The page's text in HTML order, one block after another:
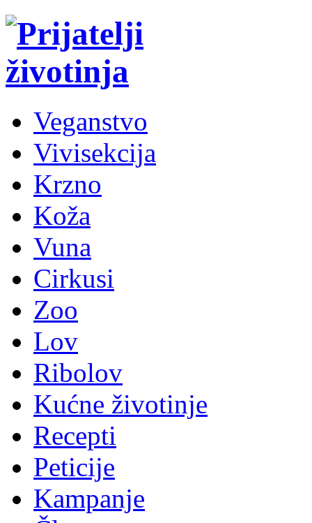
Veganstvo
Vivisekcija
Krzno
Koža
Vuna
Cirkusi
Zoo
Lov
Ribolov
Kućne životinje
Recepti
Peticije
Kampanje